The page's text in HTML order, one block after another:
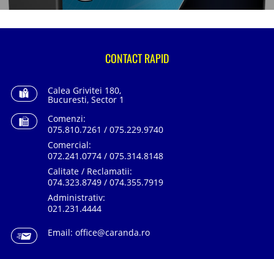
CONTACT RAPID
Calea Grivitei 180,
Bucuresti, Sector 1
Comenzi:
075.810.7261 / 075.229.9740
Comercial:
072.241.0774 / 075.314.8148
Calitate / Reclamatii:
074.323.8749 / 074.355.7919
Administrativ:
021.231.4444
Email: office@caranda.ro